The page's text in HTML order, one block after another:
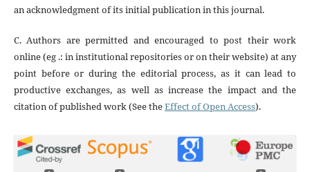
an acknowledgment of its initial publication in this journal.
C. Authors are permitted and encouraged to post their work
online (eg .: in institutional repositories or on their website) at any
point before or during the editorial process, as it can lead to
productive exchanges, as well as increase the impact and the
citation of published work (See theEffect of Open Access).